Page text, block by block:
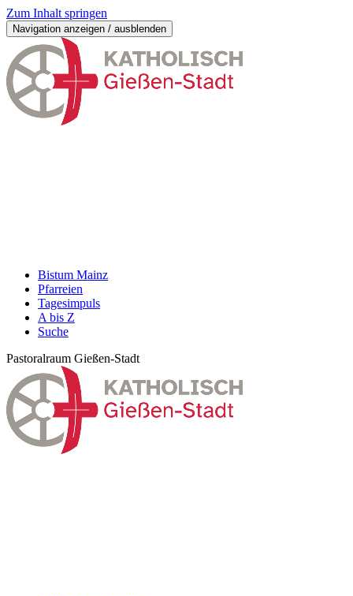
Zum Inhalt springen
Navigation anzeigen / ausblenden
Bistum Mainz
Pfarreien
Tagesimpuls
A bis Z
Suche
Pastoralraum Gießen-Stadt